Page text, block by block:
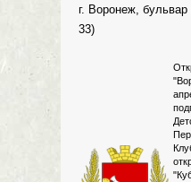
г. Воронеж,
33)